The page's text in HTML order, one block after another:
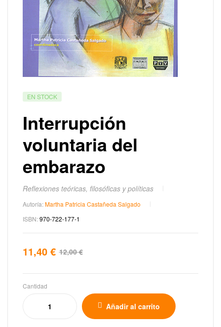
EN STOCK
Interrupción
voluntaria del
embarazo
Reflexiones teóricas, filosóficas y políticas
Autoría:Martha Patricia Castañeda Salgado
ISBN:970-722-177-1
12,00€
11,40 €
Cantidad
Añadir al carrito